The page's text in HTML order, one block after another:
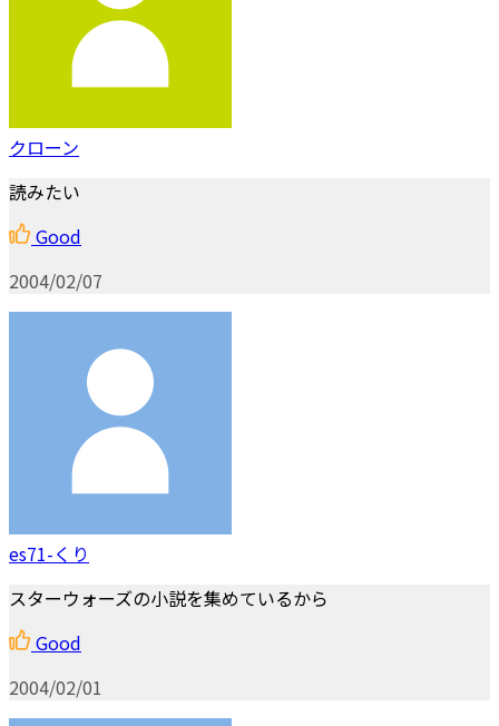
クローン
読みたい
Good
2004/02/07
es71-くり
スターウォーズの小説を集めているから
Good
2004/02/01